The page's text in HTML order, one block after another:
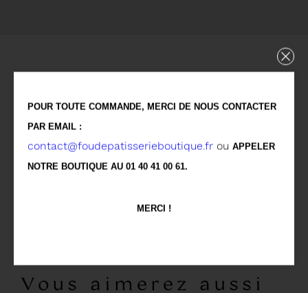
POUR TOUTE COMMANDE, MERCI DE NOUS CONTACTER
PAR EMAIL :
contact@foudepatisserieboutique.fr ou APPELER
NOTRE BOUTIQUE AU 01 40 41 00 61.
MERCI !
Perrotte pour Fou de Pâtisserie. C'est l'équilibre
parfait entre la pomme et le caramel beurre salé.
Vous aimerez aussi